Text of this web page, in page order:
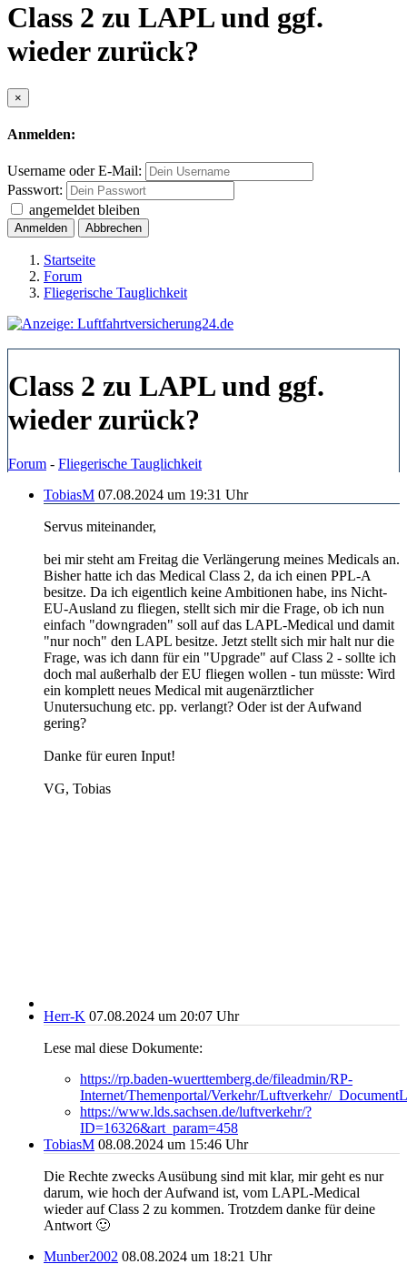
Class 2 zu LAPL und ggf.
wieder zurück?
×
Anmelden:
Username oder E-Mail:
Passwort:
angemeldet bleiben
Anmelden Abbrechen
Startseite
Forum
Fliegerische Tauglichkeit
Class 2 zu LAPL und ggf.
wieder zurück?
Forum - Fliegerische Tauglichkeit
TobiasM 07.08.2024 um 19:31 Uhr
Servus miteinander,
bei mir steht am Freitag die Verlängerung meines Medicals an.
Bisher hatte ich das Medical Class 2, da ich einen PPL-A
besitze. Da ich eigentlich keine Ambitionen habe, ins Nicht-
EU-Ausland zu fliegen, stellt sich mir die Frage, ob ich nun
einfach "downgraden" soll auf das LAPL-Medical und damit
"nur noch" den LAPL besitze. Jetzt stellt sich mir halt nur die
Frage, was ich dann für ein "Upgrade" auf Class 2 - sollte ich
doch mal außerhalb der EU fliegen wollen - tun müsste: Wird
ein komplett neues Medical mit augenärztlicher
Unutersuchung etc. pp. verlangt? Oder ist der Aufwand
gering?
Danke für euren Input!
VG, Tobias
Herr-K 07.08.2024 um 20:07 Uhr
Lese mal diese Dokumente:
https://rp.baden-wuerttemberg.de/fileadmin/RP-
Internet/Themenportal/Verkehr/Luftverkehr/
https://www.lds.sachsen.de/luftverkehr/?
ID=16326&art_param=458
TobiasM 08.08.2024 um 15:46 Uhr
Die Rechte zwecks Ausübung sind mit klar, mir geht es nur
darum, wie hoch der Aufwand ist, vom LAPL-Medical
wieder auf Class 2 zu kommen. Trotzdem danke für deine
Antwort 🙂
Munber2002 08.08.2024 um 18:21 Uhr